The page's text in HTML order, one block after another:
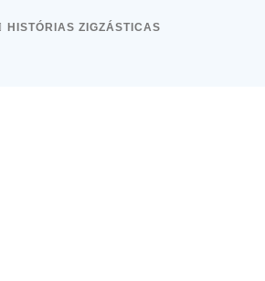
HISTÓRIAS ZIGZÁSTICAS